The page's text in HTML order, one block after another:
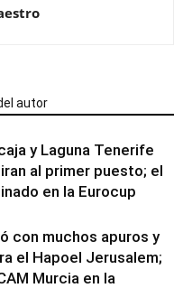
autor
y Laguna Tenerife
al primer puesto; el
en la Eurocup
con muchos apuros y
el Hapoel Jerusalem;
Murcia en la